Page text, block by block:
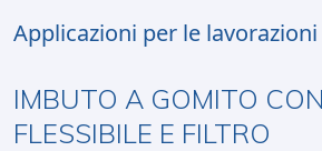
Applicazioni per le
IMBUTO A GOMITO
FLESSIBILE E FILTRO